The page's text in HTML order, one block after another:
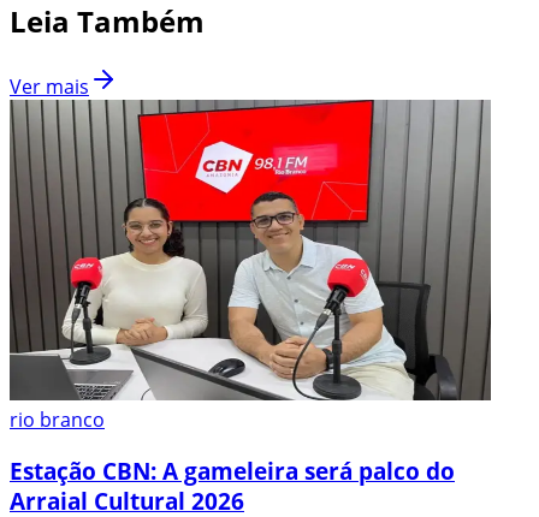
Leia Também
Ver mais
rio branco
Estação CBN: A gameleira será palco do
Arraial Cultural 2026